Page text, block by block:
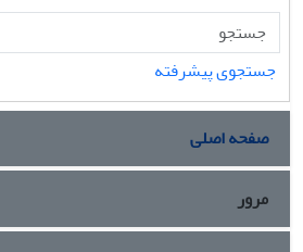
جستجوی پیشرفته
صفحه اصلی
مرور